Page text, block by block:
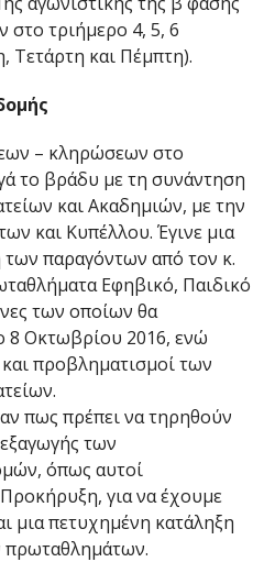
στο τριήμερο 4, 5, 6
Τετάρτη και Πέμπτη).
– κληρώσεων στο
το βράδυ με τη συνάντηση
και Ακαδημιών, με την
και Κυπέλλου. Έγινε μια
παραγόντων από τον κ.
Εφηβικό, Παιδικό
των οποίων θα
8 Οκτωβρίου 2016, ενώ
προβληματισμοί των
πως πρέπει να τηρηθούν
των
όπως αυτοί
για να έχουμε
μια πετυχημένη κατάληξη